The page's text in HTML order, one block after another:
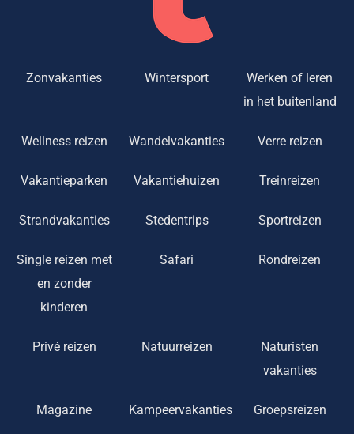
Zonvakanties Wintersport
Werken of leren
in het buitenland
Wellness reizen Wandelvakanties Verre reizen
Vakantieparken Vakantiehuizen Treinreizen
Strandvakanties Stedentrips Sportreizen
Single reizen met
en zonder
kinderen
Safari Rondreizen
Privé reizen Natuurreizen
Naturisten
vakanties
Magazine Kampeervakanties Groepsreizen